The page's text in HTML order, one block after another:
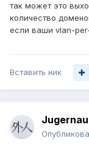
так может это
количество
если ваши vlan-
Вставить ник